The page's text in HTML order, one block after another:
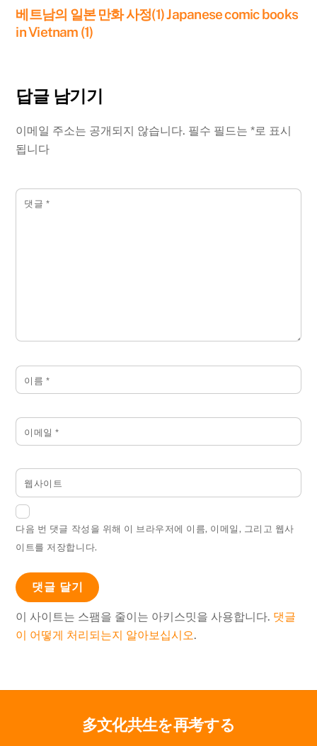
베트남의 일본 만화 사정(1) Japanese comic books
in Vietnam (1)
답글 남기기
이메일 주소는 공개되지 않습니다. 필수 필드는*로 표시
됩니다
댓글 *
이름 *
이메일*
웹사이트
다음 번 댓글 작성을 위해 이 브라우저에 이름, 이메일, 그리고 웹사
이트를 저장합니다.
이 사이트는 스팸을 줄이는 아키스밋을 사용합니다. 댓글
이 어떻게 처리되는지 알아보십시오.
多文化共生を再考する